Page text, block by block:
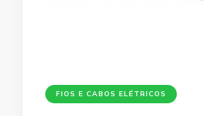
FIOS E CABOS ELÉTRICOS